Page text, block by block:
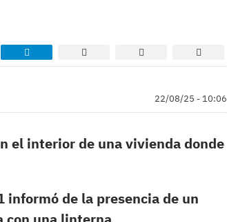
22/08/25 - 10:06
el interior de una vivienda donde
informó de la presencia de un